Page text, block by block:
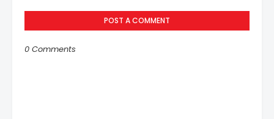
POST A COMMENT
0 Comments